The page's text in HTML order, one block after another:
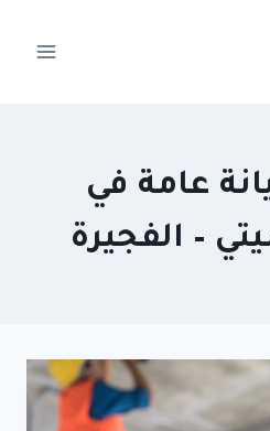
عامة في
– الفجيرة